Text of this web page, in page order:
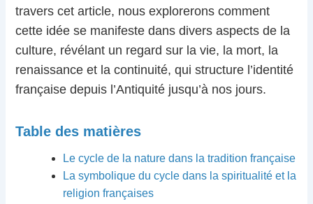
travers cet article, nous explorerons comment
cette idée se manifeste dans divers aspects de la
culture, révélant un regard sur la vie, la mort, la
renaissance et la continuité, qui structure l’identité
française depuis l’Antiquité jusqu’à nos jours.
Table des matières
Le cycle de la nature dans la tradition française
La symbolique du cycle dans la spiritualité et la
religion françaises